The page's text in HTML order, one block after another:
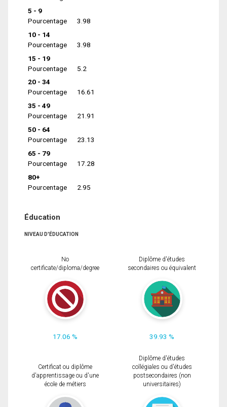
5 - 9
Pourcentage
3.98
10 - 14
Pourcentage
3.98
15 - 19
Pourcentage
5.2
20 - 34
Pourcentage
16.61
35 - 49
Pourcentage
21.91
50 - 64
Pourcentage
23.13
65 - 79
Pourcentage
17.28
80+
Pourcentage
2.95
Éducation
NIVEAU D'ÉDUCATION
No
certificate/diploma/degree
17.06 %
Diplôme d'études
secondaires ou équivalent
39.93 %
Certificat ou diplôme
d'apprentissage ou d'une
école de métiers
Diplôme d'études
collégiales ou d'études
postsecondaires (non
universitaires)